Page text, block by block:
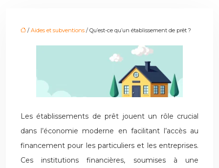
/ Aides et subventions / Qu’est-ce qu’un établissement de prêt ?
Les établissements de prêt jouent un rôle crucial
dans l’économie moderne en facilitant l’accès au
financement pour les particuliers et les entreprises.
Ces institutions financières, soumises à une